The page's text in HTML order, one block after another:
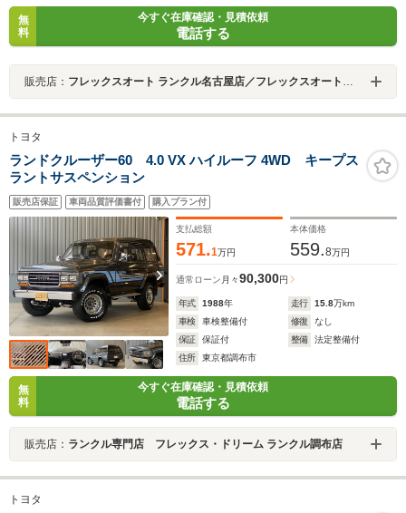
無
料
今すぐ在庫確認・見積依頼
電話する
販売店： フレックスオート ランクル名古屋店／フレックスオート株式会社
トヨタ
ランドクルーザー60 4.0 VX ハイルーフ 4WD キープス
ラントサスペンション
販売店保証 車両品質評価書付 購入プラン付
支払総額
571.1万円
本体価格
559.8万円
通常ローン 月々90,300円
年式 1988年 走行 15.8万km
車検
車検整備付 修復
なし
保証
保証付 整備
法定整備付
住所
東京都調布市
無
料
今すぐ在庫確認・見積依頼
電話する
販売店： ランクル専門店 フレックス・ドリーム ランクル調布店
トヨタ